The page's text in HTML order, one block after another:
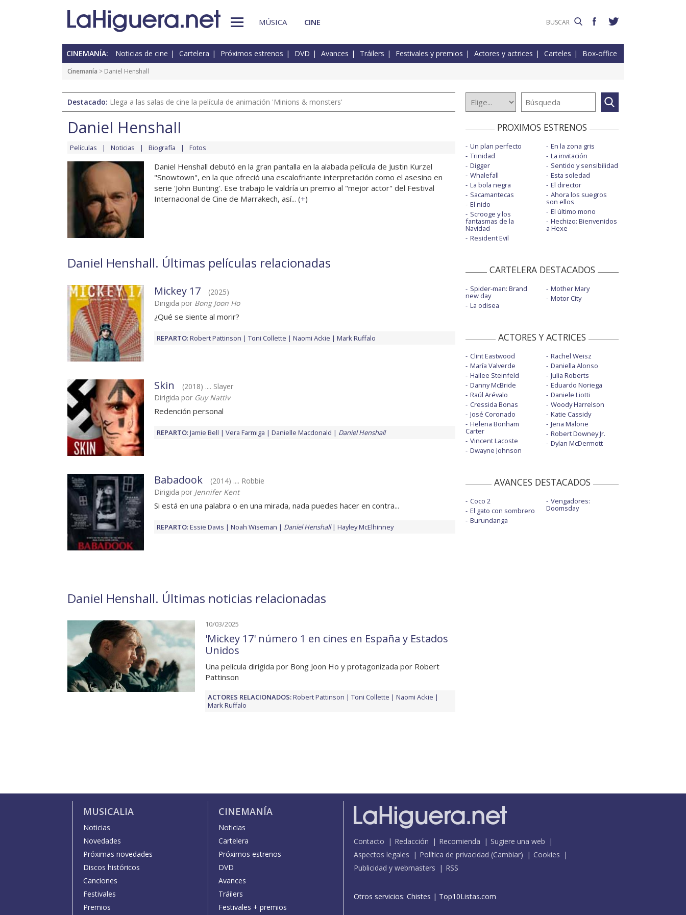
MÚSICA CINE
CINEMANÍA: Noticias de cine Cartelera Próximos estrenos DVD Avances Tráilers Festivales y premios Actores y actrices Carteles Box-office
Cinemanía > Daniel Henshall
Destacado: Llega a las salas de cine la película de animación 'Minions & monsters'
Daniel Henshall
Películas Noticias Biografía Fotos
Daniel Henshall debutó en la gran pantalla en la alabada película de Justin Kurzel
"Snowtown", en la que ofreció una escalofriante interpretación como el asesino en
serie 'John Bunting'. Ese trabajo le valdría un premio al "mejor actor" del Festival
Internacional de Cine de Marrakech, así... (+)
Daniel Henshall. Últimas películas relacionadas
Mickey 17
(2025)
Dirigida por Bong Joon Ho
¿Qué se siente al morir?
REPARTO: Robert Pattinson Toni Collette Naomi Ackie Mark Ruffalo
Skin
(2018) .... Slayer
Dirigida por Guy Nattiv
Redención personal
REPARTO: Jamie Bell Vera Farmiga Danielle Macdonald Daniel Henshall
Babadook
(2014) .... Robbie
Dirigida por Jennifer Kent
Si está en una palabra o en una mirada, nada puedes hacer en contra...
REPARTO: Essie Davis Noah Wiseman Daniel Henshall Hayley McElhinney
Daniel Henshall. Últimas noticias relacionadas
10/03/2025
'Mickey 17' número 1 en cines en España y Estados
Unidos
Una película dirigida por Bong Joon Ho y protagonizada por Robert
Pattinson
ACTORES RELACIONADOS:Robert Pattinson Toni Collette
Naomi Ackie
Mark Ruffalo
PROXIMOS ESTRENOS
Un plan perfecto
Trinidad
Digger
Whalefall
La bola negra
Sacamantecas
El nido
Scrooge y los
fantasmas de la
Navidad
Resident Evil
En la zona gris
La invitación
Sentido y sensibilidad
Esta soledad
El director
Ahora los suegros
son ellos
El último mono
Hechizo: Bienvenidos
a Hexe
CARTELERA DESTACADOS
Spider-man: Brand
new day
La odisea
Mother Mary
Motor City
ACTORES Y ACTRICES
Clint Eastwood
María Valverde
Hailee Steinfeld
Danny McBride
Raúl Arévalo
Cressida Bonas
José Coronado
Helena Bonham
Carter
Vincent Lacoste
Dwayne Johnson
Rachel Weisz
Daniella Alonso
Julia Roberts
Eduardo Noriega
Daniele Liotti
Woody Harrelson
Katie Cassidy
Jena Malone
Robert Downey Jr.
Dylan McDermott
AVANCES DESTACADOS
Coco 2
El gato con sombrero
Burundanga
Vengadores:
Doomsday
MUSICALIA
Noticias
Novedades
Próximas novedades
Discos históricos
Canciones
Festivales
Premios
CINEMANÍA
Noticias
Cartelera
Próximos estrenos
DVD
Avances
Tráilers
Festivales + premios
Contacto Redacción Recomienda
Sugiere una web
Aspectos legales
Política de privacidad (Cambiar)
Cookies
Publicidad y webmasters
RSS
Otros servicios: Chistes | Top10Listas.com